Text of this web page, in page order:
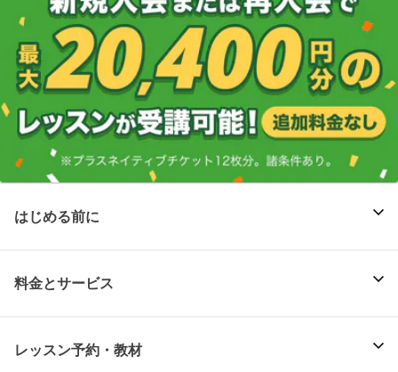
はじめる前に
料金とサービス
レッスン予約・教材